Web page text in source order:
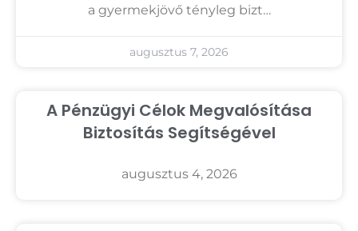
a gyermekjövő tényleg bizt…
augusztus 7, 2026
A Pénzügyi Célok Megvalósítása
Biztosítás Segítségével
augusztus 4, 2026